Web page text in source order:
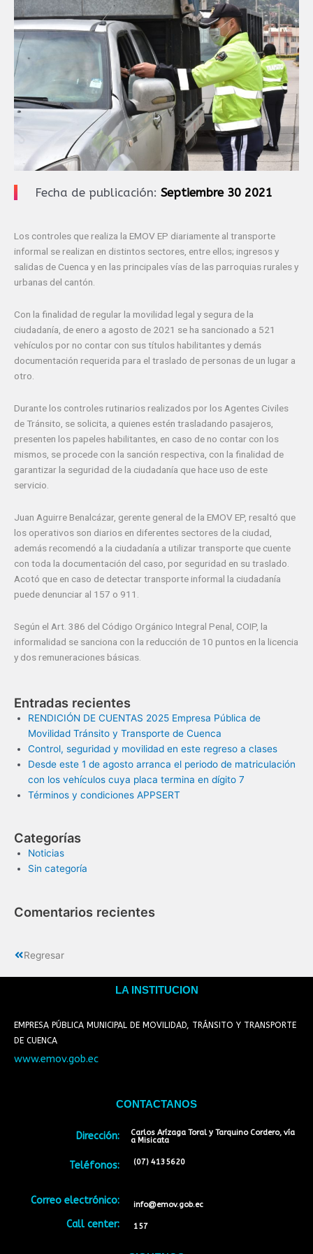
Fecha de publicación: Septiembre 30 2021
Los controles que realiza la EMOV EP diariamente al transporte
informal se realizan en distintos sectores, entre ellos; ingresos y
salidas de Cuenca y en las principales vías de las parroquias rurales y
urbanas del cantón.
Con la finalidad de regular la movilidad legal y segura de la
ciudadanía, de enero a agosto de 2021 se ha sancionado a 521
vehículos por no contar con sus títulos habilitantes y demás
documentación requerida para el traslado de personas de un lugar a
otro.
Durante los controles rutinarios realizados por los Agentes Civiles
de Tránsito, se solicita, a quienes estén trasladando pasajeros,
presenten los papeles habilitantes, en caso de no contar con los
mismos, se procede con la sanción respectiva, con la finalidad de
garantizar la seguridad de la ciudadanía que hace uso de este
servicio.
Juan Aguirre Benalcázar, gerente general de la EMOV EP, resaltó que
los operativos son diarios en diferentes sectores de la ciudad,
además recomendó a la ciudadanía a utilizar transporte que cuente
con toda la documentación del caso, por seguridad en su traslado.
Acotó que en caso de detectar transporte informal la ciudadanía
puede denunciar al 157 o 911.
Según el Art. 386 del Código Orgánico Integral Penal, COIP, la
informalidad se sanciona con la reducción de 10 puntos en la licencia
y dos remuneraciones básicas.
Entradas recientes
RENDICIÓN DE CUENTAS 2025 Empresa Pública de
Movilidad Tránsito y Transporte de Cuenca
Control, seguridad y movilidad en este regreso a clases
Desde este 1 de agosto arranca el periodo de matriculación
con los vehículos cuya placa termina en dígito 7
Términos y condiciones APPSERT
Categorías
Noticias
Sin categoría
Comentarios recientes
Regresar
LA INSTITUCION
EMPRESA PÚBLICA MUNICIPAL DE MOVILIDAD, TRÁNSITO Y TRANSPORTE
DE CUENCA
www.emov.gob.ec
CONTACTANOS
Dirección:
Teléfonos:
Correo electrónico:
Call center:
Carlos Arízaga Toral y Tarquino Cordero, vía
a Misicata
(07) 4135620
info@emov.gob.ec
157